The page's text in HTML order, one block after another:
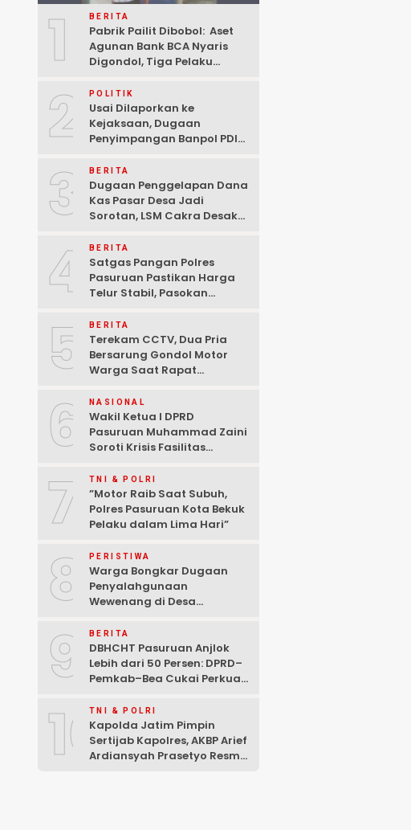
1 BERITA
Pabrik Pailit Dibobol: Aset
Agunan Bank BCA Nyaris
Digondol, Tiga Pelaku
Pasuruan
2 POLITIK
Usai Dilaporkan ke
Kejaksaan, Dugaan
Penyimpangan Banpol PDIP
Tuntas “6 Eks Ketua PAC
Cabut Laporan”
3 BERITA
Dugaan Penggelapan Dana
Kas Pasar Desa Jadi
Sorotan, LSM Cakra Desak
4 BERITA
Satgas Pangan Polres
Pasuruan Pastikan Harga
Telur Stabil, Pasokan
Kekhawatiran Fluktuasi
5 BERITA
Terekam CCTV, Dua Pria
Bersarung Gondol Motor
Warga Saat Rapat
6 NASIONAL
Wakil Ketua I DPRD
Pasuruan Muhammad Zaini
Soroti Krisis Fasilitas
Anggaran
7 TNI & POLRI
‎”Motor Raib Saat Subuh,
Polres Pasuruan Kota Bekuk
Pelaku dalam Lima Hari” ‎
8 PERISTIWA
Warga Bongkar Dugaan
Penyalahgunaan
Wewenang di Desa
Mencuat
9 BERITA
DBHCHT Pasuruan Anjlok
Lebih dari 50 Persen: DPRD–
Pemkab–Bea Cukai Perkuat
Rokok Ilegal
10TNI & POLRI
Kapolda Jatim Pimpin
Sertijab Kapolres, AKBP Arief
Ardiansyah Prasetyo Resmi